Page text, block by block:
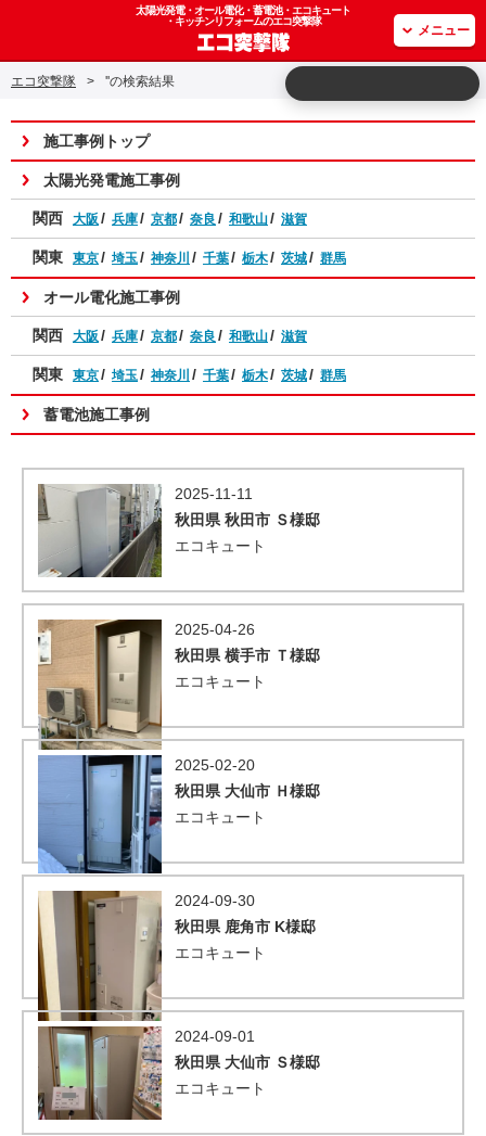
太陽光発電・オール電化・蓄電池・エコキュート
・キッチンリフォームのエコ突撃隊
メニュー
エコ突撃隊 > ''の検索結果
施工事例トップ
太陽光発電施工事例
関西 大阪 兵庫 京都 奈良 和歌山 滋賀
関東 東京 埼玉 神奈川 千葉 栃木 茨城 群馬
オール電化施工事例
関西 大阪 兵庫 京都 奈良 和歌山 滋賀
関東 東京 埼玉 神奈川 千葉 栃木 茨城 群馬
蓄電池施工事例
2025-11-11
秋田県 秋田市 Ｓ様邸
エコキュート
2025-04-26
秋田県 横手市 Ｔ様邸
エコキュート
2025-02-20
秋田県 大仙市 Ｈ様邸
エコキュート
2024-09-30
秋田県 鹿角市 K様邸
エコキュート
2024-09-01
秋田県 大仙市 Ｓ様邸
エコキュート